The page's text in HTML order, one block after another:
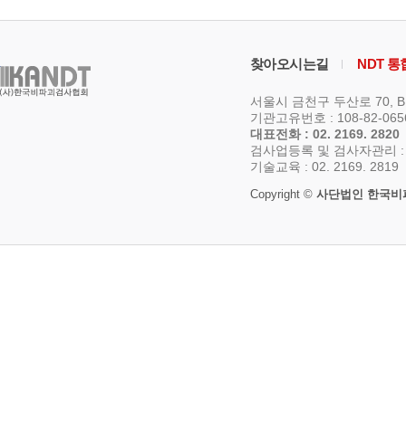
찾아오시는길 NDT 통
서울시 금천구 두산로 70,
기관고유번호 : 108-82-
대표전화 : 02. 2169. 2820
검사업등록 및 검사자관리
기술교육 : 02. 2169. 2819
Copyright © 사단법인 한국